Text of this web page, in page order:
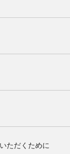
ただくために